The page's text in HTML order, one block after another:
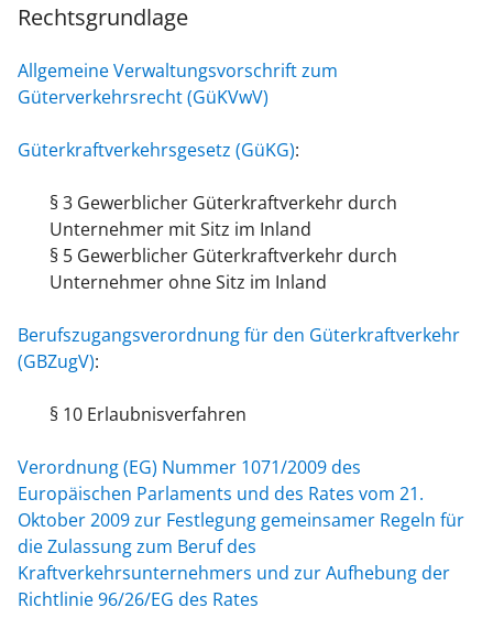
Rechtsgrundlage
Allgemeine Verwaltungsvorschrift zum
Güterverkehrsrecht (GüKVwV)
Güterkraftverkehrsgesetz (GüKG):
§ 3 Gewerblicher Güterkraftverkehr durch
Unternehmer mit Sitz im Inland
§ 5 Gewerblicher Güterkraftverkehr durch
Unternehmer ohne Sitz im Inland
Berufszugangsverordnung für den Güterkraftverkehr
(GBZugV):
§ 10 Erlaubnisverfahren
Verordnung (EG) Nummer 1071/2009 des
Europäischen Parlaments und des Rates vom 21.
Oktober 2009 zur Festlegung gemeinsamer Regeln für
die Zulassung zum Beruf des
Kraftverkehrsunternehmers und zur Aufhebung der
Richtlinie 96/26/EG des Rates